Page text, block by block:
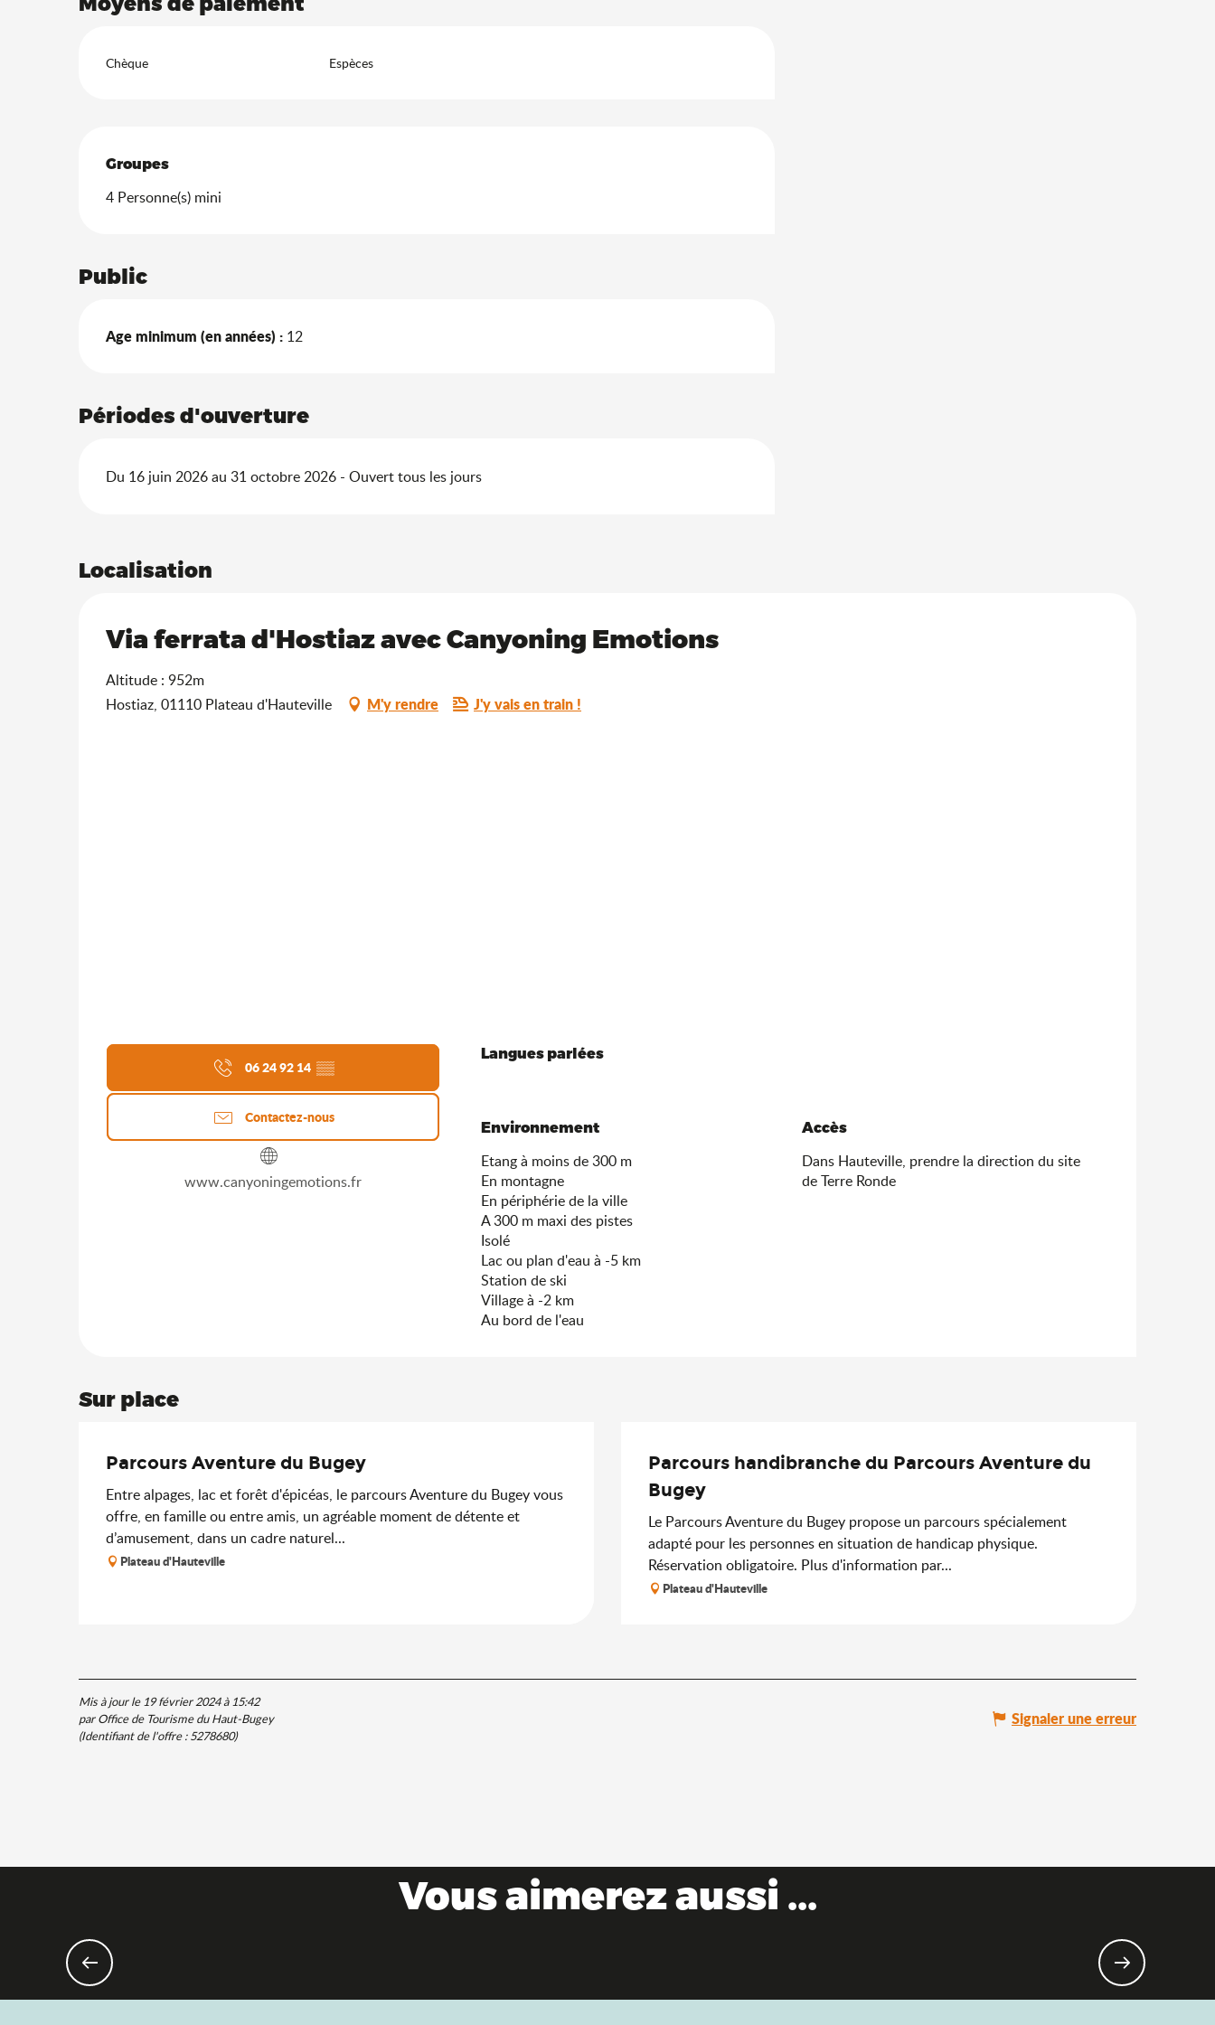
Chèque Espèces
Groupes
Groupes
4 Personne(s) mini
Public
Age minimum (en années) : 12
Périodes d'ouverture
Du 16 juin 2026 au 31 octobre 2026 - Ouvert tous les jours
Localisation
Via ferrata d'Hostiaz avec Canyoning Emotions
Altitude : 952m
Hostiaz, 01110 Plateau d'Hauteville
M'y rendre J'y vais en train !
06 24 92 14 ▒▒
Contactez-nous
www.canyoningemotions.fr
Langues parlées
Langues parlées
Environnement
Environnement
Etang à moins de 300 m
En montagne
En périphérie de la ville
A 300 m maxi des pistes
Isolé
Lac ou plan d'eau à -5 km
Station de ski
Village à -2 km
Au bord de l'eau
Accès
Accès
Dans Hauteville, prendre la direction du site
de Terre Ronde
Sur place
Parcours Aventure du Bugey
Entre alpages, lac et forêt d'épicéas, le parcours Aventure du Bugey vous
offre, en famille ou entre amis, un agréable moment de détente et
d’amusement, dans un cadre naturel...
Plateau d'Hauteville
Parcours handibranche du Parcours Aventure du
Bugey
Le Parcours Aventure du Bugey propose un parcours spécialement
adapté pour les personnes en situation de handicap physique.
Réservation obligatoire. Plus d'information par...
Plateau d'Hauteville
Mis à jour le 19 février 2024 à 15:42
par Office de Tourisme du Haut-Bugey
(Identifiant de l'offre :5278680)
Signaler une erreur
Vous aimerez aussi ...